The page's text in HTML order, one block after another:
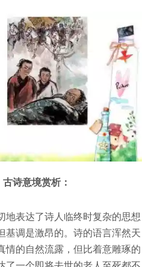
古诗意境赏析：
地表达了诗人临终时复杂的思想
基调是激昂的。诗的语言浑然天
情的自然流露，但比着意雕琢的